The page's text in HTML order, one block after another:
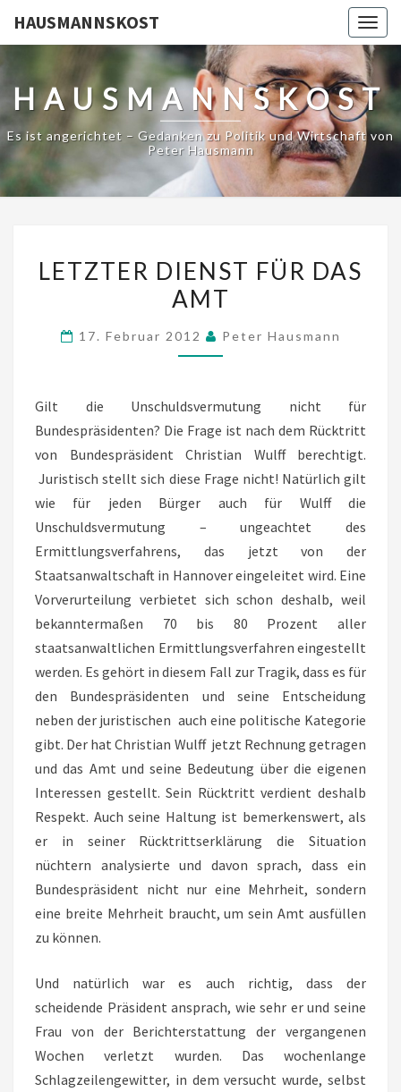
HAUSMANNSKOST
HAUSMANNSKOST
Es ist angerichtet – Gedanken zu Politik und Wirtschaft von
Peter Hausmann
DIENST
FÜR
AMT
LETZTER DIENST FÜR DAS
AMT
17. Februar 2012 Peter Hausmann
Gilt die Unschuldsvermutung nicht für
Bundespräsidenten? Die Frage ist nach dem Rücktritt
von Bundespräsident Christian Wulff berechtigt.
Juristisch stellt sich diese Frage nicht! Natürlich gilt
wie für jeden Bürger auch für Wulff die
Unschuldsvermutung – ungeachtet des
Ermittlungsverfahrens, das jetzt von der
Staatsanwaltschaft in Hannover eingeleitet wird. Eine
Vorverurteilung verbietet sich schon deshalb, weil
bekanntermaßen 70 bis 80 Prozent aller
staatsanwaltlichen Ermittlungsverfahren eingestellt
werden. Es gehört in diesem Fall zur Tragik, dass es für
den Bundespräsidenten und seine Entscheidung
neben der juristischen auch eine politische Kategorie
gibt. Der hat Christian Wulff jetzt Rechnung getragen
und das Amt und seine Bedeutung über die eigenen
Interessen gestellt. Sein Rücktritt verdient deshalb
Respekt. Auch seine Haltung ist bemerkenswert, als
er in seiner Rücktrittserklärung die Situation
nüchtern analysierte und davon sprach, dass ein
Bundespräsident nicht nur eine Mehrheit, sondern
eine breite Mehrheit braucht, um sein Amt ausfüllen
zu können.
Und natürlich war es auch richtig, dass der
scheidende Präsident ansprach, wie sehr er und seine
Frau von der Berichterstattung der vergangenen
Wochen verletzt wurden. Das wochenlange
Schlagzeilengewitter, in dem versucht wurde, selbst